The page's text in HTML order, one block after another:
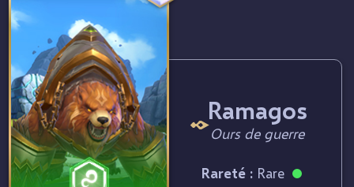
Ramagos
Ours de guerre
Rareté : Rare